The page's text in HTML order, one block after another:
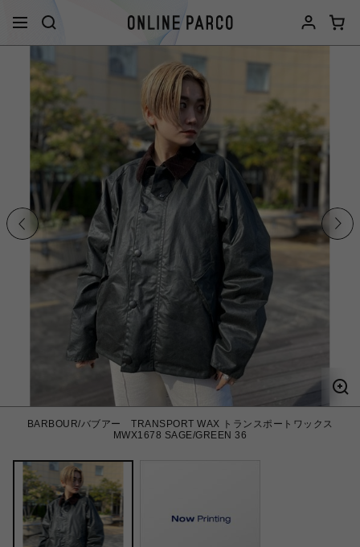
BARBOUR/バブアー TRANSPORT WAX トランスポートワックス
MWX1678 SAGE/GREEN 36